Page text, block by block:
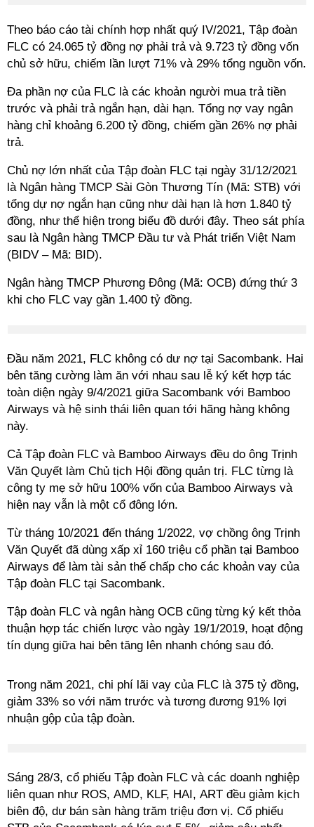
Theo báo cáo tài chính hợp nhất quý IV/2021, Tập đoàn
FLC có 24.065 tỷ đồng nợ phải trả và 9.723 tỷ đồng vốn
chủ sở hữu, chiếm lần lượt 71% và 29% tổng nguồn vốn.
Đa phần nợ của FLC là các khoản người mua trả tiền
trước và phải trả ngắn hạn, dài hạn. Tổng nợ vay ngân
hàng chỉ khoảng 6.200 tỷ đồng, chiếm gần 26% nợ phải
trả.
Chủ nợ lớn nhất của Tập đoàn FLC tại ngày 31/12/2021
là Ngân hàng TMCP Sài Gòn Thương Tín (Mã: STB) với
tổng dự nợ ngắn hạn cũng như dài hạn là hơn 1.840 tỷ
đồng, như thể hiện trong biểu đồ dưới đây. Theo sát phía
sau là Ngân hàng TMCP Đầu tư và Phát triển Việt Nam
(BIDV – Mã: BID).
Ngân hàng TMCP Phương Đông (Mã: OCB) đứng thứ 3
khi cho FLC vay gần 1.400 tỷ đồng.
Đầu năm 2021, FLC không có dư nợ tại Sacombank. Hai
bên tăng cường làm ăn với nhau sau lễ ký kết hợp tác
toàn diện ngày 9/4/2021 giữa Sacombank với Bamboo
Airways và hệ sinh thái liên quan tới hãng hàng không
này.
Cả Tập đoàn FLC và Bamboo Airways đều do ông Trịnh
Văn Quyết làm Chủ tịch Hội đồng quản trị. FLC từng là
công ty mẹ sở hữu 100% vốn của Bamboo Airways và
hiện nay vẫn là một cổ đông lớn.
Từ tháng 10/2021 đến tháng 1/2022, vợ chồng ông Trịnh
Văn Quyết đã dùng xấp xỉ 160 triệu cổ phần tại Bamboo
Airways để làm tài sản thế chấp cho các khoản vay của
Tập đoàn FLC tại Sacombank.
Tập đoàn FLC và ngân hàng OCB cũng từng ký kết thỏa
thuận hợp tác chiến lược vào ngày 19/1/2019, hoạt động
tín dụng giữa hai bên tăng lên nhanh chóng sau đó.
Trong năm 2021, chi phí lãi vay của FLC là 375 tỷ đồng,
giảm 33% so với năm trước và tương đương 91% lợi
nhuận gộp của tập đoàn.
Sáng 28/3, cổ phiếu Tập đoàn FLC và các doanh nghiệp
liên quan như ROS, AMD, KLF, HAI, ART đều giảm kịch
biên độ, dư bán sàn hàng trăm triệu đơn vị. Cổ phiếu